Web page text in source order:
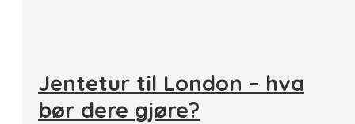
Jentetur til London – hva
bør dere gjøre?